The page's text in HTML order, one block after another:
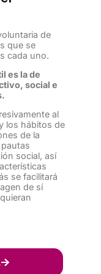
de
que se
cada uno.
es la de
social e
al
los hábitos de
de la
social, así
se facilitará
de sí